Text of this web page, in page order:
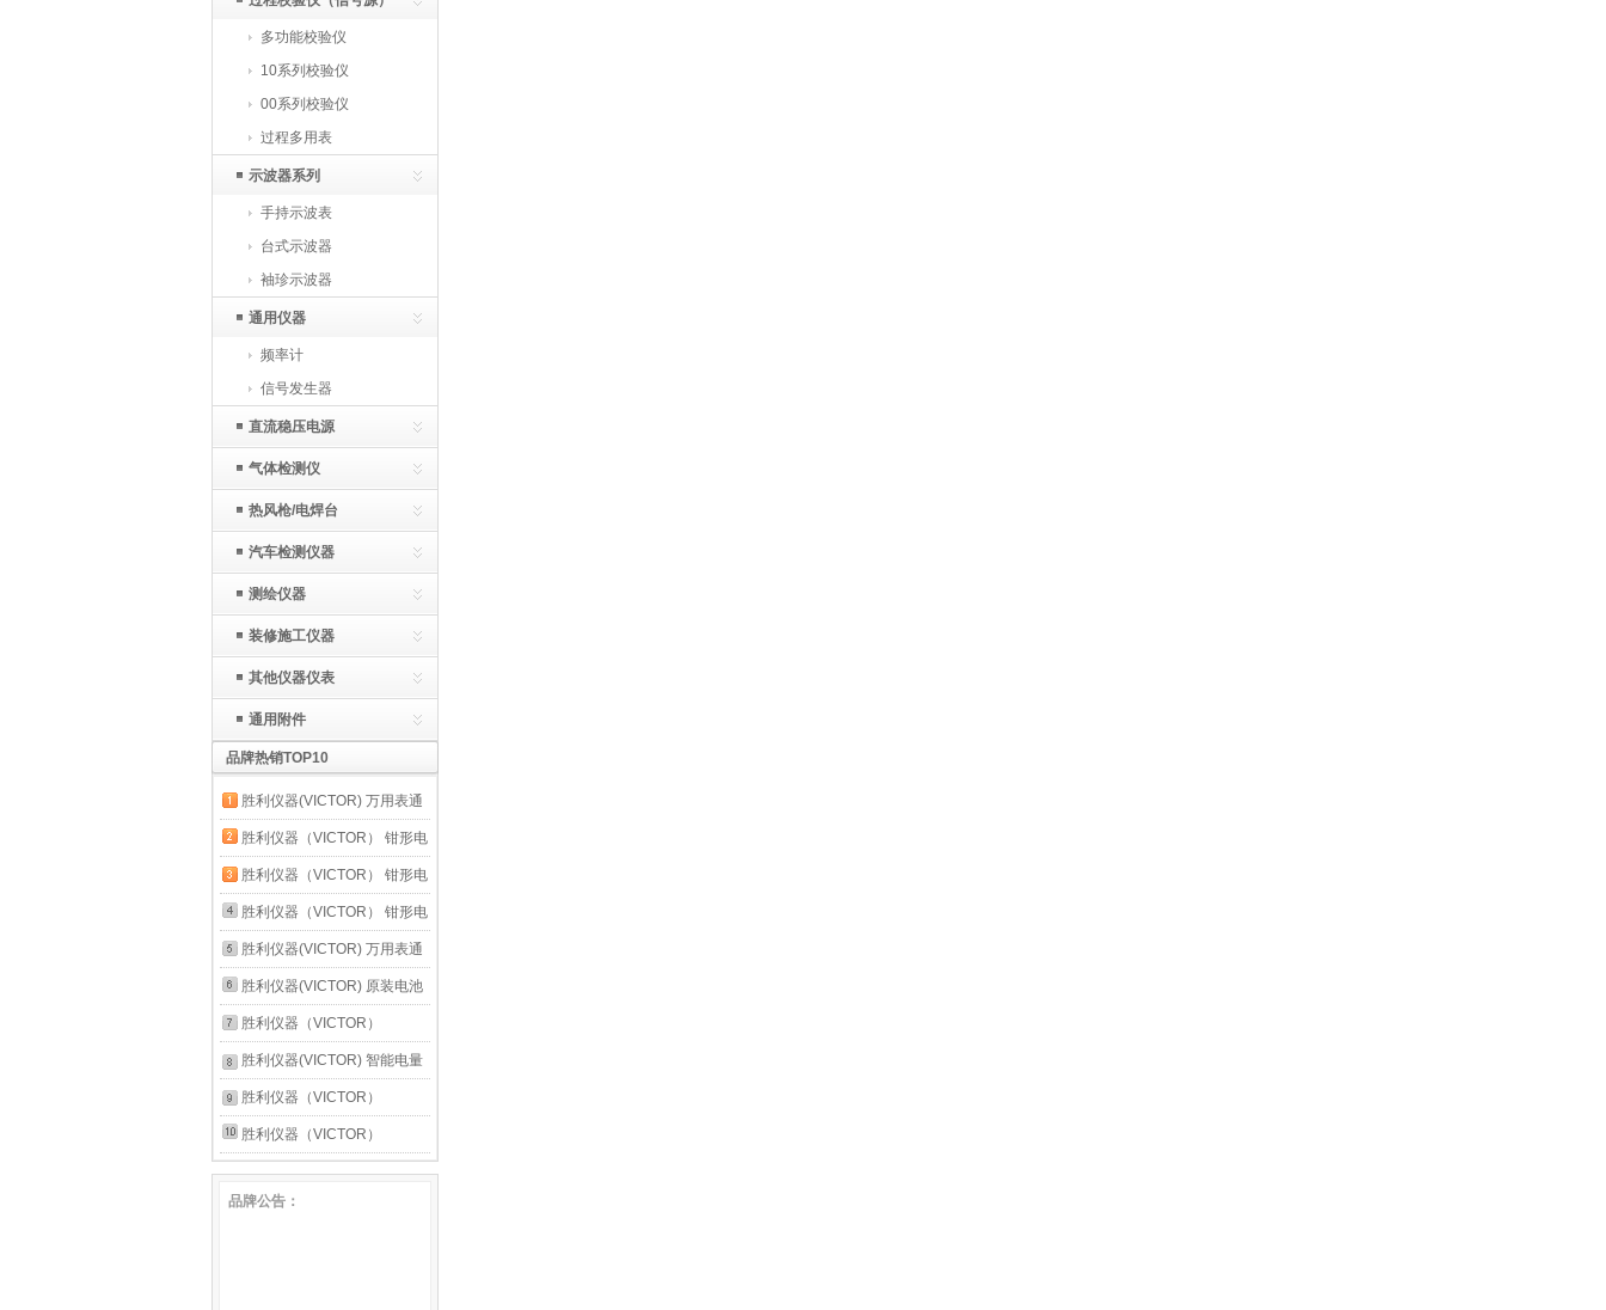
多功能校验仪
10系列校验仪
00系列校验仪
过程多用表
示波器系列
手持示波表
台式示波器
袖珍示波器
通用仪器
频率计
信号发生器
直流稳压电源
气体检测仪
热风枪/电焊台
汽车检测仪器
测绘仪器
装修施工仪器
其他仪器仪表
通用附件
品牌热销TOP10
胜利仪器(VICTOR) 万用表通
用附件20A表笔表棒CAT III
1000V 20A 胜利20A原装表笔
胜利仪器（VICTOR） 钳形电
流表 数字高精度全自动防烧
钳流电工 VC6017官方标配
胜利仪器（VICTOR） 钳形电
流表 数字高精度全自动防烧
钳流电工 VC6018新款【交流
600A】
胜利仪器（VICTOR） 钳形电
流表 数字高精度全自动防烧
钳流电工 VC6056B【交直流
1000A】
胜利仪器(VICTOR) 万用表通
用附件20A表笔表棒CAT III
1000V 20A 20A特尖特细表笔
胜利仪器(VICTOR) 原装电池
2个 碳性电池6F22 9v叠层式
胜利仪器（VICTOR）
VC868A+ 无铅恒温拆焊台 二
合一热风枪电烙铁
胜利仪器(VICTOR) 智能电量
测量仪功率计 电参数测试仪
高精度电参数表 VC7800官方
胜利仪器（VICTOR）
VC890C+D 万用表数字高精
多用 VC881D官方标配
胜利仪器（VICTOR）
VC890C+D 万用表数字高精
度全自动智能万能表维修电工
品牌公告：